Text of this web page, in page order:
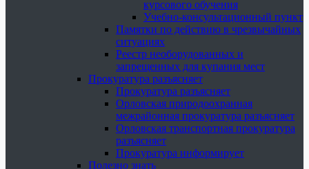
курсового обучения
Учебно-консультационный пункт
Памятки по действию в чрезвычайных
ситуациях
Реестр необорудованных и
запрещенных для купания мест
Прокуратура разъясняет
Прокуратура разъясняет
Орловская природоохранная
межрайонная прокуратура разъясняет
Орловская транспортная прокуратура
разъясняет
Прокуратура информирует
Полезно знать